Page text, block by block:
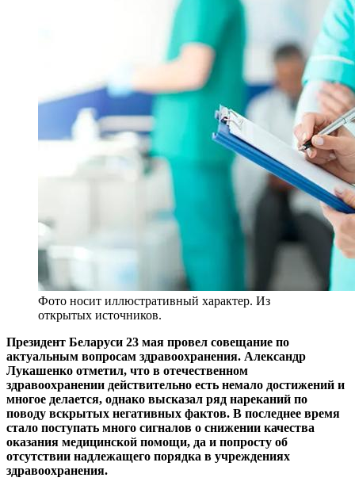
Фото носит иллюстративный характер. Из
открытых источников.
Президент Беларуси 23 мая провел совещание по
актуальным вопросам здравоохранения. Александр
Лукашенко отметил, что в отечественном
здравоохранении действительно есть немало достижений и
многое делается, однако высказал ряд нареканий по
поводу вскрытых негативных фактов. В последнее время
стало поступать много сигналов о снижении качества
оказания медицинской помощи, да и попросту об
отсутствии надлежащего порядка в учреждениях
здравоохранения.